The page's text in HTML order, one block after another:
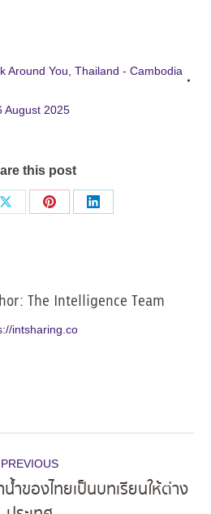
Around You Thailand - Cambodia
August 2025
this post
Share
Share
Share
The Intelligence Team
intsharing.co
PREVIOUS
ำของไทยเป็นบทเรียนให้ต่าง